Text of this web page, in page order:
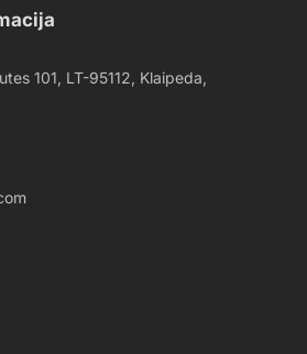
101, LT-95112, Klaipeda,